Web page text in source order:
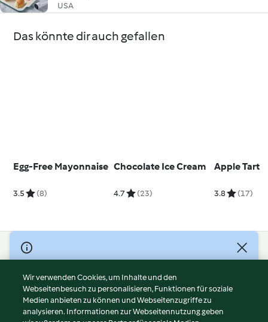
USA
Das könnte dir auch gefallen
Egg-Free Mayonnaise
3.5 (8)
Chocolate Ice Cream
4.7 (23)
Apple Tart
3.8 (17)
© Copyright 2026
Nutzungsbedingungen
Datenschutzrichtlinien
Disclaimer
Wir verwenden Cookies, um Inhalte und den
Webseitenbesuch zu personalisieren, Funktionen für soziale
Medien anbieten zu können und Webseitenzugriffe zu
analysieren. Informationen zur Webseitennutzung geben